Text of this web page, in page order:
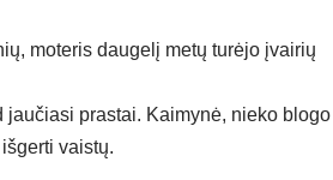
moteris daugelį metų turėjo įvairių
jaučiasi prastai. Kaimynė, nieko blogo
vaistų.